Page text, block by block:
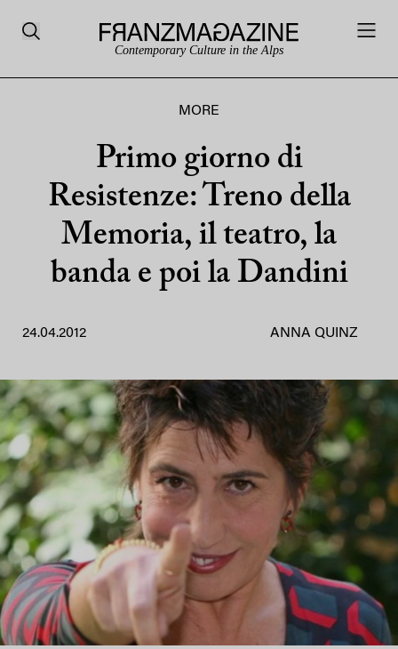
Contemporary Culture in the Alps
MORE
Primo giorno di
Resistenze: Treno della
Memoria, il teatro, la
banda e poi la Dandini
24.04.2012 ANNA QUINZ